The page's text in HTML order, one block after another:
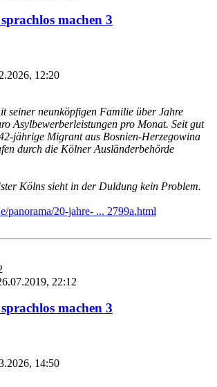
machen 3
12:20
seiner neunköpfigen Familie über Jahre
Asylbewerberleistungen pro Monat. Seit gut
jährige Migrant aus Bosnien-Herzegowina
durch die Kölner Ausländerbehörde
Kölns sieht in der Duldung kein Problem.
panorama/20-jahre- ... 2799a.html
22:12
machen 3
14:50